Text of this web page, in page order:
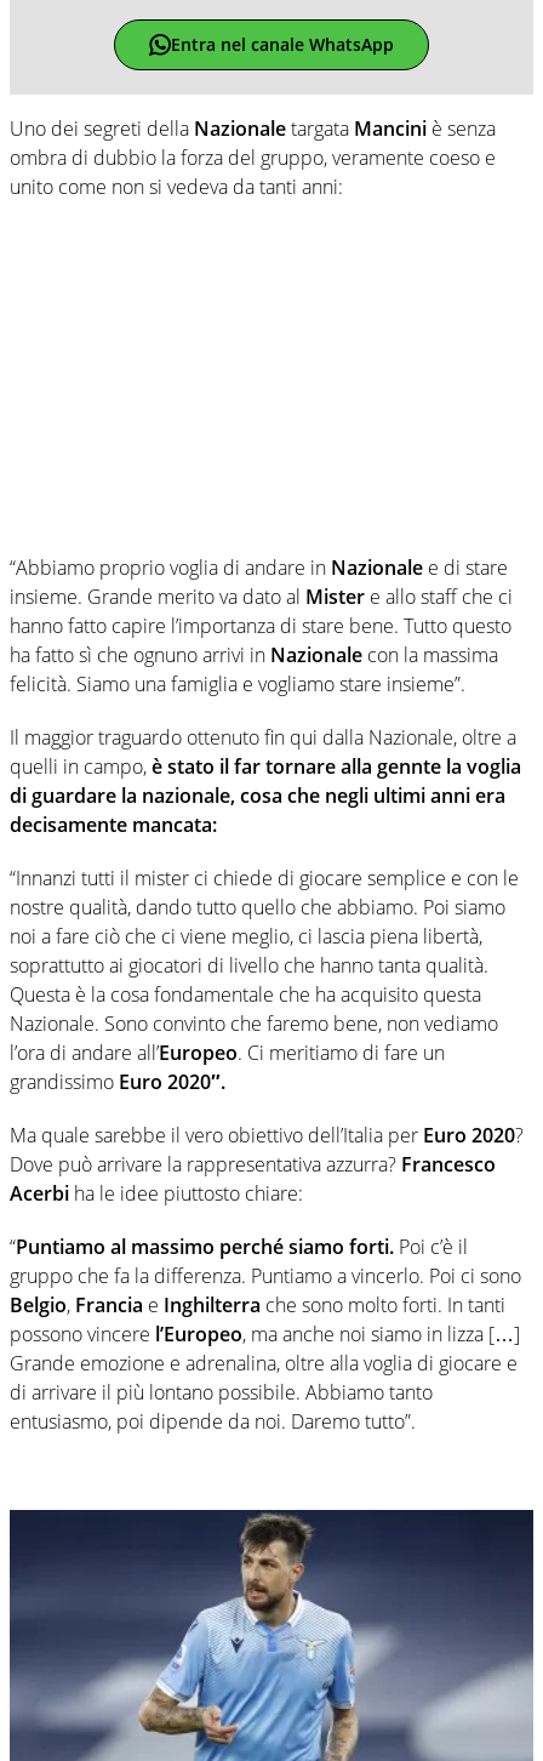
Entra nel canale WhatsApp
Uno dei segreti della Nazionaletargata Mancini è senza
ombra di dubbio la forza del gruppo, veramente coeso e
unito come non si vedeva da tanti anni:
“Abbiamo proprio voglia di andare in Nazionale e di stare
insieme. Grande merito va dato al Mister e allo staff che ci
hanno fatto capire l’importanza di stare bene. Tutto questo
ha fatto sì che ognuno arrivi in Nazionale con la massima
felicità. Siamo una famiglia e vogliamo stare insieme”.
Il maggior traguardo ottenuto fin qui dalla Nazionale, oltre a
quelli in campo,è stato il far tornare alla gennte la voglia
di guardare la nazionale, cosa che negli ultimi anni era
decisamente mancata:
“Innanzi tutti il mister ci chiede di giocare semplice e con le
nostre qualità, dando tutto quello che abbiamo. Poi siamo
noi a fare ciò che ci viene meglio, ci lascia piena libertà,
soprattutto ai giocatori di livello che hanno tanta qualità.
Questa è la cosa fondamentale che ha acquisito questa
Nazionale. Sono convinto che faremo bene, non vediamo
l’ora di andare all’Europeo. Ci meritiamo di fare un
grandissimo Euro 2020″.
Ma quale sarebbe il vero obiettivo dell’Italia per Euro 2020?
Dove può arrivare la rappresentativa azzurra? Francesco
Acerbi ha le idee piuttosto chiare:
“Puntiamo al massimo perché siamo forti. Poi c’è il
gruppo che fa la differenza. Puntiamo a vincerlo. Poi ci sono
Belgio, Francia e Inghilterra che sono molto forti. In tanti
possono vincere l’Europeo, ma anche noi siamo in lizza […]
Grande emozione e adrenalina, oltre alla voglia di giocare e
di arrivare il più lontano possibile. Abbiamo tanto
entusiasmo, poi dipende da noi. Daremo tutto”.